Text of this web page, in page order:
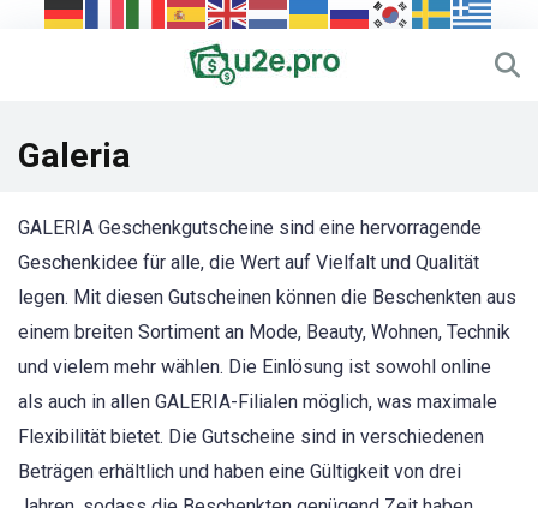
Galeria
GALERIA Geschenkgutscheine sind eine hervorragende
Geschenkidee für alle, die Wert auf Vielfalt und Qualität
legen. Mit diesen Gutscheinen können die Beschenkten aus
einem breiten Sortiment an Mode, Beauty, Wohnen, Technik
und vielem mehr wählen. Die Einlösung ist sowohl online
als auch in allen GALERIA-Filialen möglich, was maximale
Flexibilität bietet. Die Gutscheine sind in verschiedenen
Beträgen erhältlich und haben eine Gültigkeit von drei